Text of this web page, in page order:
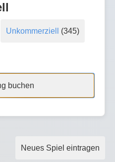
Unkommerziell (345)
buchen
Neues Spiel eintragen